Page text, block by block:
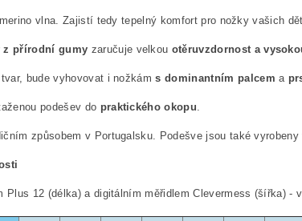
vlna. Zajistí tedy tepelný komfort pro nožky vašich
z přírodní gumy zaručuje velkou otěruvzdornost a
bude vyhovovat i nožkám s dominantním palcem a
podešev do praktického okopu.
způsobem v Portugalsku. Podešve jsou také
Plus 12 (délka) a digitálním měřidlem Clevermess (šířka) -